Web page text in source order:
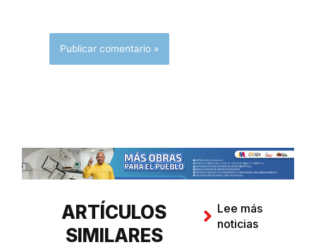
ARTÍCULOS
SIMILARES
Lee más
noticias